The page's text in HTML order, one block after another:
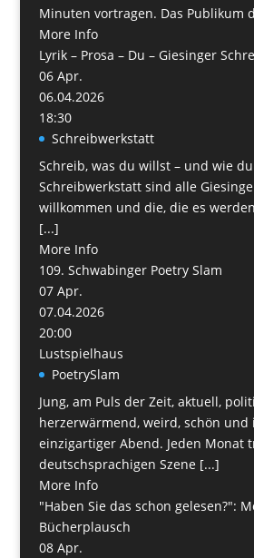
Minuten vortragen. Das Publikum
More Info
Lyrik – Prosa – Du – Giesinger
06 Apr.
06.04.2026
18:30
Schreibwerkstatt
Schreib, was du willst – und wie
Schreibwerkstatt sind alle
willkommen und die, die es
[...]
More Info
109. Schwabinger Poetry Slam
07 Apr.
07.04.2026
20:00
Lustspielhaus
PoetrySlam
Jung, am Puls der Zeit, aktuell,
herzerwärmend, weird, schön und
einzigartiger Abend. Jeden Monat
deutschsprachigen Szene [...]
More Info
"Haben Sie das schon gelesen?":
Bücherplausch
08 Apr.